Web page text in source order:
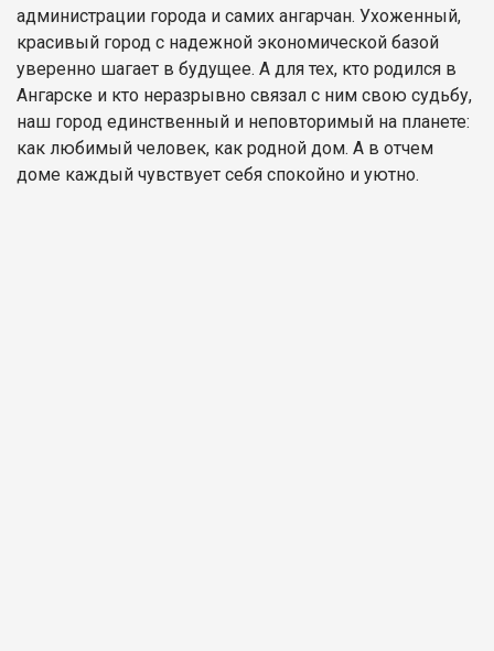
администрации города и самих ангарчан. Ухоженный,
красивый город с надежной экономической базой
уверенно шагает в будущее. А для тех, кто родился в
Ангарске и кто неразрывно связал с ним свою судьбу,
наш город единственный и неповторимый на планете:
как любимый человек, как родной дом. А в отчем
доме каждый чувствует себя спокойно и уютно.